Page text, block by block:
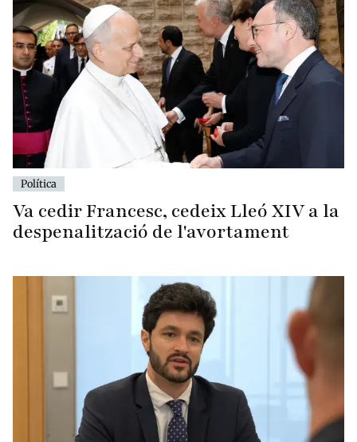
Política
Va cedir Francesc, cedeix Lleó XIV a la
despenalització de l'avortament